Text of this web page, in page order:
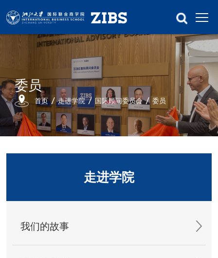
委员
首页 走进学院 国际顾问委员会 委员
走进学院
我们的故事